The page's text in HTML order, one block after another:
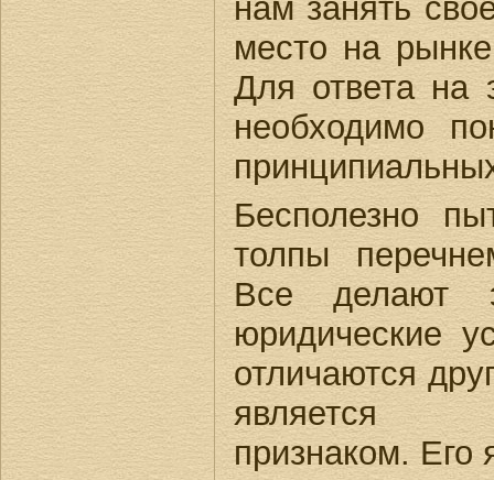
нам занять
место на
Для ответа на
необходимо
Бесполезно
толпы
Все делают
юридические
отличаются
является
признаком. Его